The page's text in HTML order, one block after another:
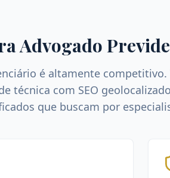
Advogado
é altamente competitivo.
técnica com SEO
que buscam por